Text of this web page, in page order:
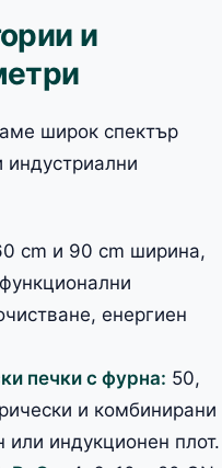
и
широк спектър
индустриални
cm и 90 cm ширина,
енергиен
печки с фурна: 50,
и комбинирани
индукционен плот.